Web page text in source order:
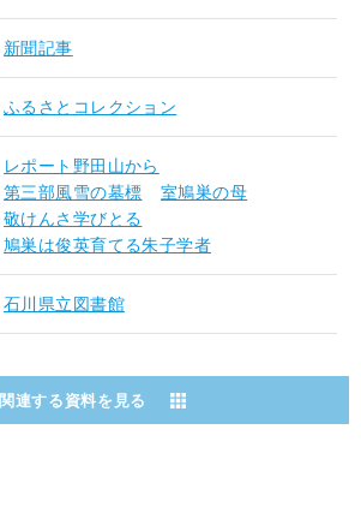
新聞記事
ふるさとコレクション
レポート野田山から
第三部風雪の墓標
室鳩巣の母
敬けんさ学びとる
鳩巣は俊英育てる朱子学者
石川県立図書館
関連する資料を見る